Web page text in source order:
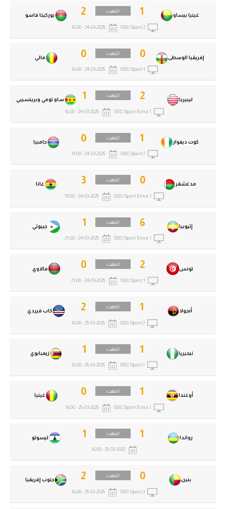
بنين 0 انتهت
جنوب إفريقيا 2
SSC Sport 3
25-03-2025 - 16:00
رواندا 1 انتهت
ليسوتو 1
25-03-2025 - 16:00
أوغندا 1 انتهت
غينيا 0
SSC Sport Extra 1
25-03-2025 - 16:00
نيجيريا 1 انتهت
زيمبابوي 1
SSC Sport 1
25-03-2025 - 16:00
أنجولا 1 انتهت
كاب فيردي 2
SSC Sport 2
25-03-2025 - 16:00
تونس 2 انتهت
مالاوي 0
SSC Sport 1
24-03-2025 - 21:00
إثيوبيا 6 انتهت
جيبوتي 1
SSC Sport Extra 1
24-03-2025 - 21:00
مدغشقر 0 انتهت
غانا 3
SSC Sport Extra 1
24-03-2025 - 19:00
كوت ديفوار 1 انتهت
جامبيا 0
SSC Sport 2
24-03-2025 - 19:00
ليبيريا 2 انتهت
ساو تومي وبرينسيبي 1
SSC Sport Extra 1
24-03-2025 - 16:00
إفريقيا الوسطى 0 انتهت
مالي 0
SSC Sport 1
24-03-2025 - 16:00
غينيا بيساو 1 انتهت
بوركينا فاسو 2
SSC Sport 2
24-03-2025 - 16:00